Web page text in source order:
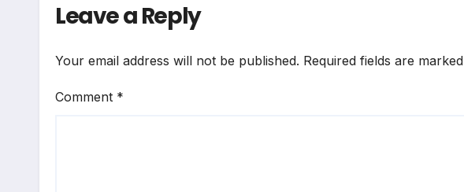
Leave a Reply
Your email address will not be published. Required fields are marked
Comment *